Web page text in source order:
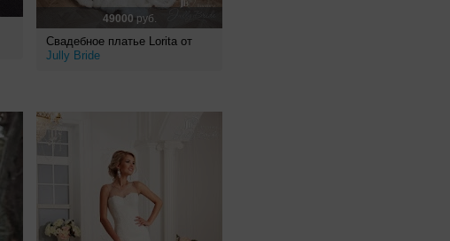
49000 руб.
Свадебное платье Lorita от
Jully Bride